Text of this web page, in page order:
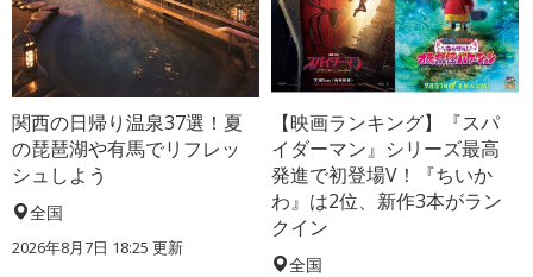
関西の日帰り温泉37選！夏
の琵琶湖や有馬でリフレッ
シュしよう
全国
2026年8月7日 18:25 更新
【映画ランキング】『スパ
イダーマン』シリーズ最高
発進で初登場V！『ちいか
わ』は2位、新作3本がラン
クイン
全国